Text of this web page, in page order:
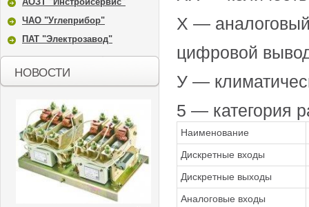
ЧАО "Углеприбор"
ПАТ "Электрозавод"
НОВОСТИ
X —
цифровой
У —
5 — категория
Наименование
Дискретные входы
Дискретные выходы
Аналоговые входы